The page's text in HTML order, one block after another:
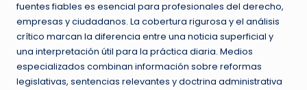
fuentes fiables es esencial para profesionales del derecho,
empresas y ciudadanos. La cobertura rigurosa y el análisis
crítico marcan la diferencia entre una noticia superficial y
una interpretación útil para la práctica diaria. Medios
especializados combinan información sobre reformas
legislativas, sentencias relevantes y doctrina administrativa